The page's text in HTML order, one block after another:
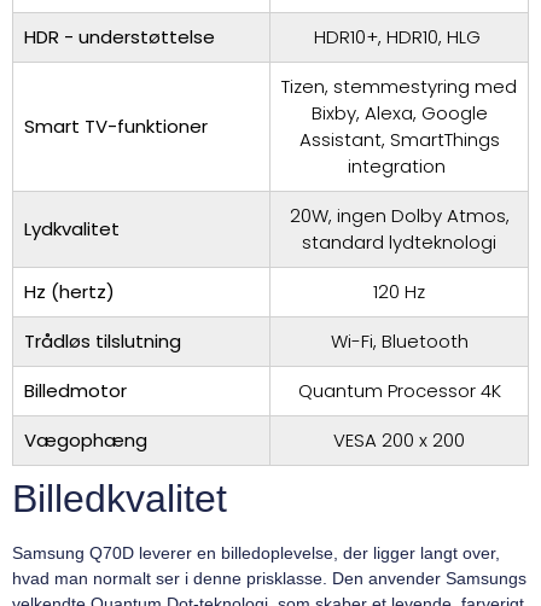
HDR - understøttelse HDR10+, HDR10, HLG
Smart TV-funktioner
Tizen, stemmestyring med
Bixby, Alexa, Google
Assistant, SmartThings
integration
Lydkvalitet
20W, ingen Dolby Atmos,
standard lydteknologi
Hz (hertz)
120 Hz
Trådløs tilslutning
Wi-Fi, Bluetooth
Billedmotor
Quantum Processor 4K
Vægophæng
VESA 200 x 200
Billedkvalitet
Samsung Q70D leverer en billedoplevelse, der ligger langt over,
hvad man normalt ser i denne prisklasse. Den anvender Samsungs